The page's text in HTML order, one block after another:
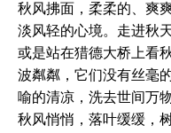
秋风拂面，柔柔的、爽
淡风轻的心境。走进秋
或是站在猎德大桥上看
波粼粼，它们没有丝毫
喻的清凉，洗去世间万
秋风悄悄，落叶缓缓，